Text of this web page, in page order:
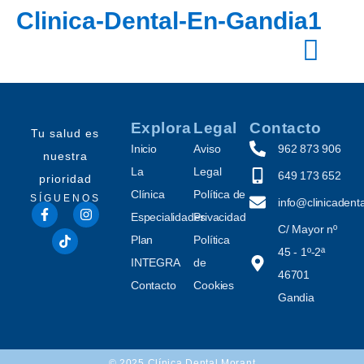
Clinica-Dental-En-Gandia1
Tu salud es
nuestra
prioridad
SÍGUENOS
Explora
Inicio
La
Clínica
Especialidades
Plan
INTEGRA
Contacto
Legal
Aviso
Legal
Política de
Privacidad
Política
de
Cookies
Contacto
962 873 906
649 173 652
C/ Mayor nº
45 - 1º-2ª
46701
Gandia